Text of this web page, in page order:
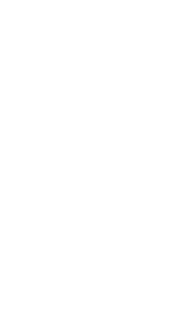
στα αγαπημένα